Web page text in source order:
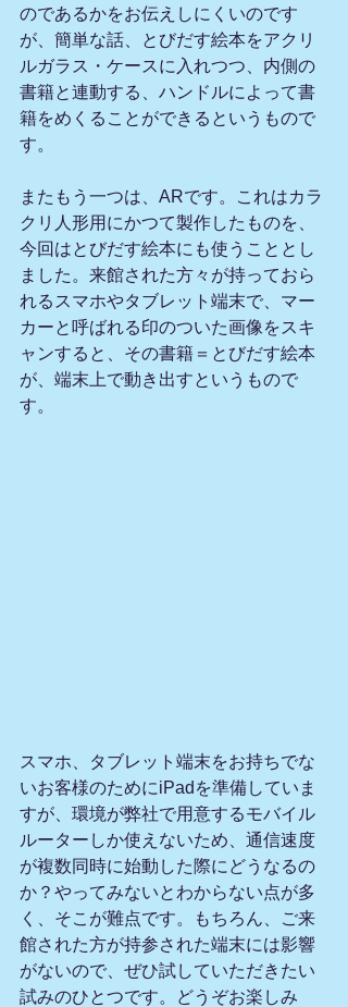
のであるかをお伝えしにくいのです
が、簡単な話、とびだす絵本をアクリ
ルガラス・ケースに入れつつ、内側の
書籍と連動する、ハンドルによって書
籍をめくることができるというもので
す。
またもう一つは、ARです。これはカラ
クリ人形用にかつて製作したものを、
今回はとびだす絵本にも使うこととし
ました。来館された方々が持っておら
れるスマホやタブレット端末で、マー
カーと呼ばれる印のついた画像をスキ
ャンすると、その書籍＝とびだす絵本
が、端末上で動き出すというもので
す。
スマホ、タブレット端末をお持ちでな
いお客様のためにiPadを準備していま
すが、環境が弊社で用意するモバイル
ルーターしか使えないため、通信速度
が複数同時に始動した際にどうなるの
か？やってみないとわからない点が多
く、そこが難点です。もちろん、ご来
館された方が持参された端末には影響
がないので、ぜひ試していただきたい
試みのひとつです。どうぞお楽しみ